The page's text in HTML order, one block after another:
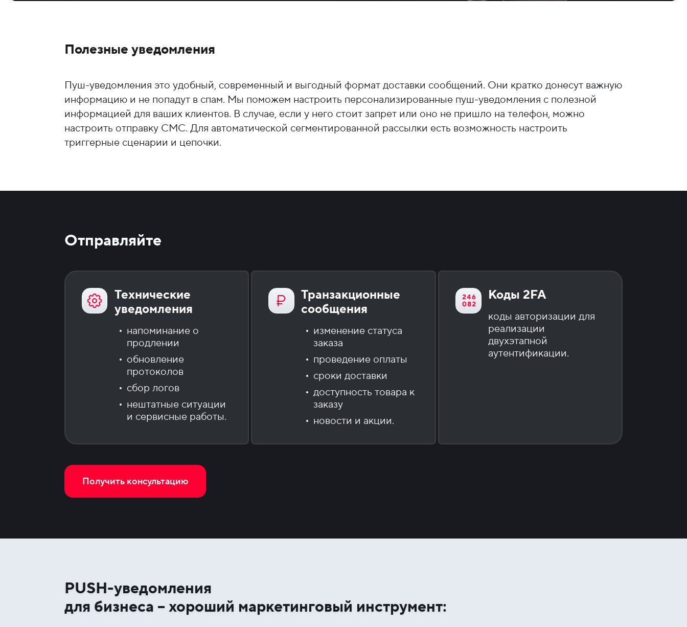
Интеграция
Полезные уведомления
Пуш-уведомления это удобный, современный и выгодный формат доставки сообщений. Они кратко донесут важную
информацию и не попадут в спам. Мы поможем настроить персонализированные пуш-уведомления с полезной
информацией для ваших клиентов. В случае, если у него стоит запрет или оно не пришло на телефон, можно
настроить отправку СМС. Для автоматической сегментированной рассылки есть возможность настроить
триггерные сценарии и цепочки.
Отправляйте
Технические
уведомления
напоминание о
продлении
обновление
протоколов
сбор логов
нештатные ситуации
и сервисные работы.
Транзакционные
сообщения
изменение статуса
заказа
проведение оплаты
сроки доставки
доступность товара к
заказу
новости и акции.
Коды 2FA
коды авторизации для
реализации
двухэтапной
аутентификации.
Получить консультацию
PUSH-уведомления
для бизнеса – хороший маркетинговый инструмент: